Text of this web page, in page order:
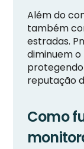
Além do
também
estradas.
diminuem
reputação
Como